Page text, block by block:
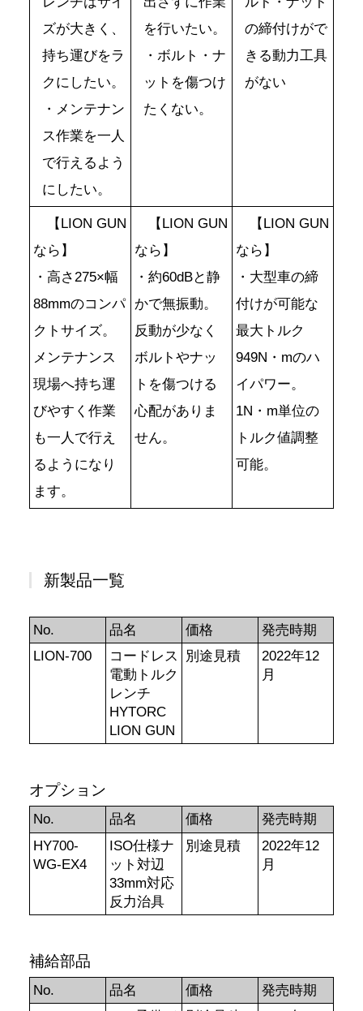
ズが大きく、
持ち運びをラ
クにしたい。
・メンテナン
ス作業を一人
で行えるよう
にしたい。
を行いたい。
・ボルト・ナ
ットを傷つけ
たくない。
の締付けがで
きる動力工具
がない
【LION GUN
なら】
・高さ275×幅
88mmのコンパ
クトサイズ。
メンテナンス
現場へ持ち運
びやすく作業
も一人で行え
るようになり
ます。
【LION GUN
なら】
・約60dBと静
かで無振動。
反動が少なく
ボルトやナッ
トを傷つける
心配がありま
せん。
【LION GUN
なら】
・大型車の締
付けが可能な
最大トルク
949N・mのハ
イパワー。
1N・m単位の
トルク値調整
可能。
新製品一覧
No. 品名 価格
発売時期
LION-700
コードレス
電動トルク
レンチ
HYTORC
LION GUN
別途見積
2022年12
月
オプション
No. 品名 価格
発売時期
HY700-
WG-EX4
ISO仕様ナ
ット対辺
33mm対応
反力治具
別途見積
2022年12
月
補給部品
No. 品名 価格
発売時期